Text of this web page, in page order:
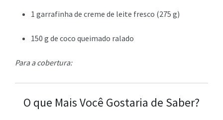
1 garrafinha de creme de leite fresco (275 g)
150 g de coco queimado ralado
Para a cobertura:
O que Mais Você Gostaria de Saber?